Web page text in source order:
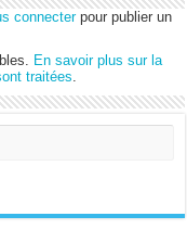
connecterpour publier un
En savoir plus sur la
traitées